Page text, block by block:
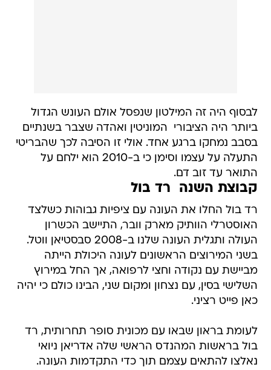
לבסוף היה זה המילטון שנפסל אולם העונש הגדול
ביותר היה הציבורי  המוניטין ואהדה שצבר בשנתיים
בסבב נמחקו ברגע אחד. אולי זו הסיבה לכך שהבריטי
התעלה על עצמו וסימן כי ב-2010 הוא ילחם על
התואר עד זוב דם.
קבוצת השנה  רד בול
רד בול החלו את העונה עם ציפיות גבוהות כשלצד
האוסטרלי הוותיק מארק וובר, התיישב הכשרון
העולה ותגלית העונה שלנו ב-2008 סבסטיאן ווטל.
בשני המירוצים הראשונים לעונה היכולת הייתה
מביישת עם נקודה וחצי לרפואה, אך החל במירוץ
השלישי בסין, עם נצחון ומקום שני, הבינו כולם כי יהיה
כאן פייט רציני.
לעומת בראון שבאו עם מכונית סופר תחרותית, רד
בול בראשות המהנדס הראשי שלה אדריאן ניואי
נאלצו להתאים עצמם תוך כדי התקדמות העונה.